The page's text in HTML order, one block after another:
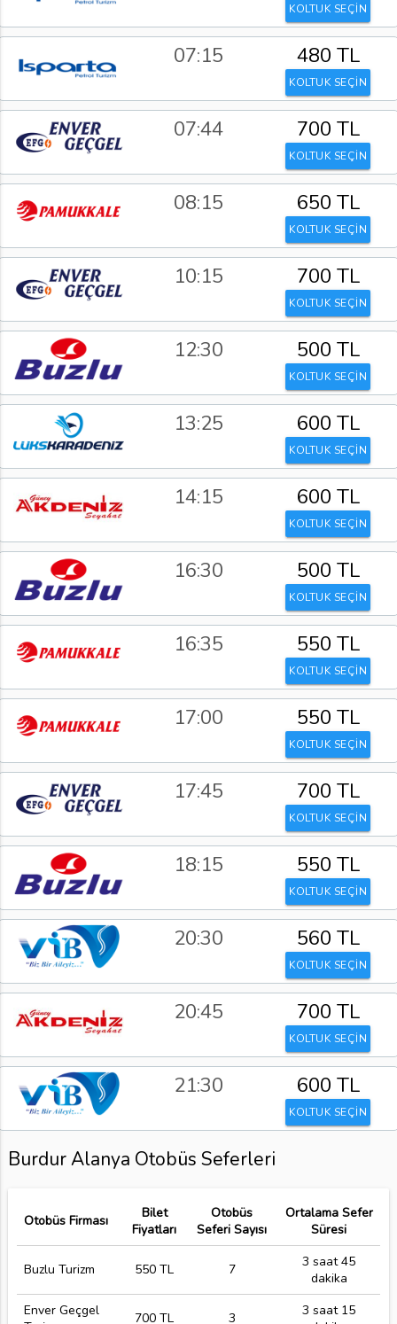
KOLTUK SEÇİN
07:15 480 TL
KOLTUK SEÇİN
07:44 700 TL
KOLTUK SEÇİN
08:15 650 TL
KOLTUK SEÇİN
10:15 700 TL
KOLTUK SEÇİN
12:30 500 TL
KOLTUK SEÇİN
13:25 600 TL
KOLTUK SEÇİN
14:15 600 TL
KOLTUK SEÇİN
16:30 500 TL
KOLTUK SEÇİN
16:35 550 TL
KOLTUK SEÇİN
17:00 550 TL
KOLTUK SEÇİN
17:45 700 TL
KOLTUK SEÇİN
18:15 550 TL
KOLTUK SEÇİN
20:30 560 TL
KOLTUK SEÇİN
20:45 700 TL
KOLTUK SEÇİN
21:30 600 TL
KOLTUK SEÇİN
Burdur Alanya Otobüs Seferleri
Otobüs Firması
Bilet
Fiyatları
Otobüs
Seferi Sayısı
Ortalama Sefer
Süresi
Buzlu Turizm 550 TL 7
3 saat 45
dakika
Enver Geçgel
700 TL 3
3 saat 15